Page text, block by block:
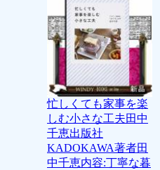
忙しくても家事を楽
しむ小さな工夫田中
千恵出版社
KADOKAWA著者田
中千恵内容:丁寧な暮